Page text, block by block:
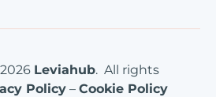
Leviahub. All rights
Policy – Cookie Policy